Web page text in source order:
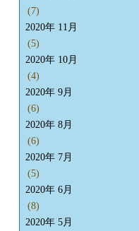
(7)
2020年 11月
(5)
2020年 10月
(4)
2020年 9月
(6)
2020年 8月
(6)
2020年 7月
(5)
2020年 6月
(8)
2020年 5月